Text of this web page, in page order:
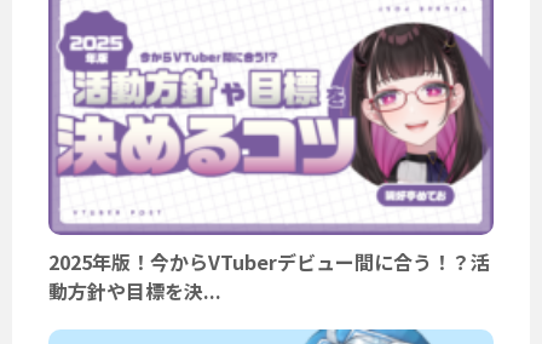
2025年版！今からVTuberデビュー間に合う！？活
動方針や目標を決...